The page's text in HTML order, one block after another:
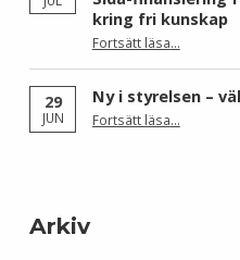
kring fri kunskap
Fortsätt läsa“Wikimedia Sverige och Wikimedia Brasil får Sida-finansiering för att stärka civilsamhället kring fri kunskap”
…
29
JUN
Ny i styrelsen –
Fortsätt läsa“Ny i styrelsen – välkommen Antonio Molin!”
…
Arkiv